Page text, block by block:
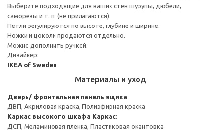
Выберите подходящие для ваших стен шурупы, дюбели,
саморезы и т. п. (не прилагаются).
Петли регулируются по высоте, глубине и ширине.
Ножки и цоколи продаются отдельно.
Можно дополнить ручкой.
Дизайнер:
IKEA of Sweden
Материалы и уход
Дверь/ фронтальная панель ящика
ДВП, Акриловая краска, Полиэфирная краска
Каркас высокого шкафа Каркас:
ДСП, Меламиновая пленка, Пластиковая окантовка